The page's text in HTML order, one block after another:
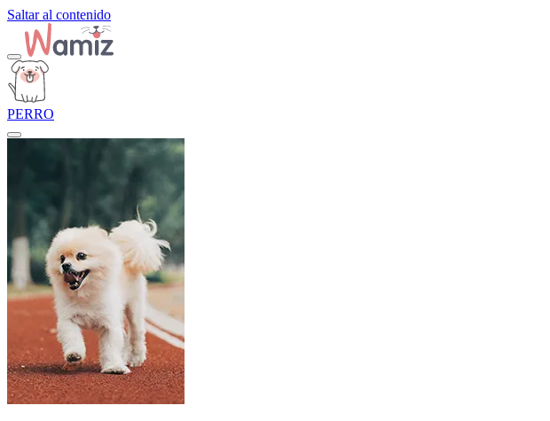
Saltar al contenido
PERRO